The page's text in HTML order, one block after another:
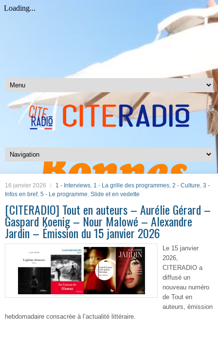
16 janvier 2026 1 - Interviews, 1 - La grille des programmes, 2 - Culture, 3 -
Infos en bref, 5 - Le programme, Slide et en vedette
[CITERADIO] Tout en auteurs – Aurélie Gérard –
Gaspard Koenig – Nour Malowé – Alexandre
Jardin – Émission du 15 janvier 2026
Le 15 janvier
2026,
CITERADIO a
diffusé un
nouveau numéro
de Tout en
auteurs, émission
hebdomadaire consacrée à l’actualité littéraire.